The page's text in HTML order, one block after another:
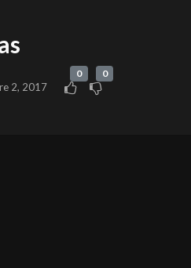
2, 2017
0 0